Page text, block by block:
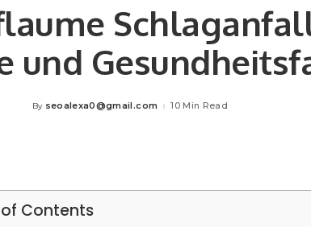
und
Posted
By seoalexa0@gmail.com 10 Min Read
Contents